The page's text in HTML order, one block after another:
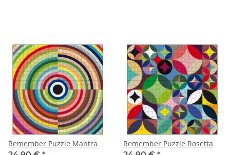
Remember Puzzle Mantra
Remember Puzzle Rosetta